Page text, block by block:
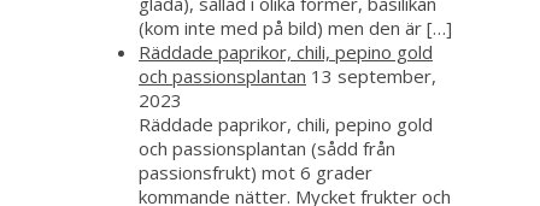
(kom inte med på bild) men den är […]
Räddade paprikor, chili, pepino gold
och passionsplantan 13 september,
2023
Räddade paprikor, chili, pepino gold
och passionsplantan (sådd från
passionsfrukt) mot 6 grader
kommande nätter. Mycket frukter och